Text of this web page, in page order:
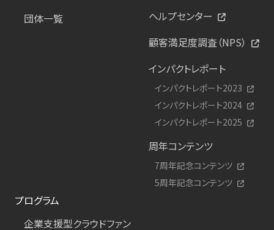
団体一覧
ヘルプセンター
顧客満足度調査（NPS）
インパクトレポート
インパクトレポート2023
インパクトレポート2024
インパクトレポート2025
周年コンテンツ
7周年記念コンテンツ
5周年記念コンテンツ
プログラム
企業支援型クラウドファン